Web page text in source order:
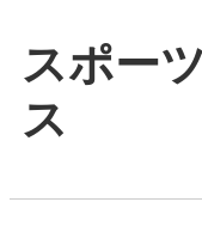
スポー
ス